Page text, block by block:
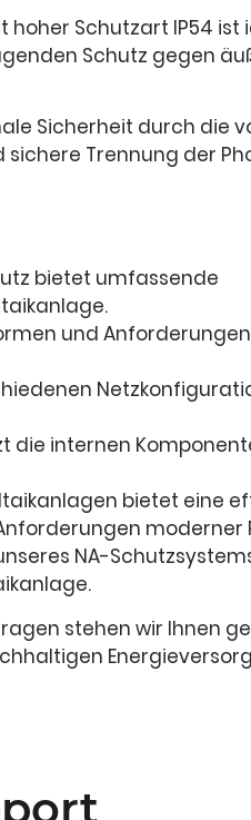
Schutzart IP54 ist
Schutz gegen
Sicherheit durch die
sichere Trennung der
bietet umfassende
und
die internen
bietet eine
moderner
NA-
stehen wir Ihnen